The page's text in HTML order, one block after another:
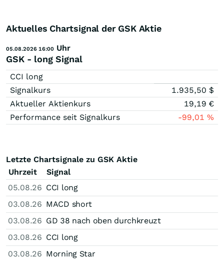
Aktuelles Chartsignal der GSK Aktie
05.08.2026 16:00 Uhr
GSK - long Signal
CCI long
Signalkurs
1.935,50 $
Aktueller Aktienkurs
19,19 €
Performance seit Signalkurs
-99,01 %
Letzte Chartsignale zu GSK Aktie
Uhrzeit
Signal
05.08.26 CCI long
03.08.26 MACD short
03.08.26 GD 38 nach oben durchkreuzt
03.08.26 CCI long
03.08.26 Morning Star